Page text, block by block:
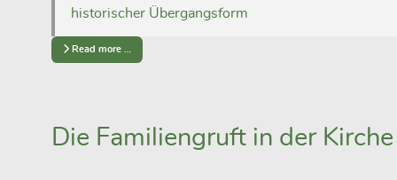
historischer Übergangsform
Read more …
Die Familiengruft in der Kirche